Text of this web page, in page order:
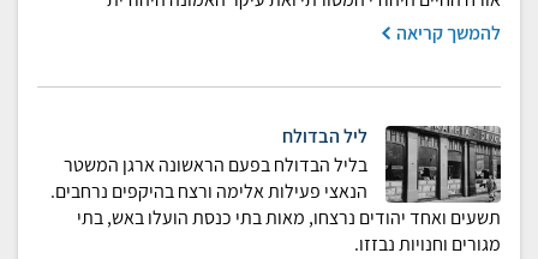
להמשך קריאה
ליל הבדולח
בליל הבדולח בפעם הראשונה ארגן המשטר
הנאצי פעילות אלימה ורצח בהיקפים נרחבים.
תשעים ואחד יהודים נרצחו, מאות בתי כנסת הועלו באש, בתי
מגורים וחנויות נבזזו.